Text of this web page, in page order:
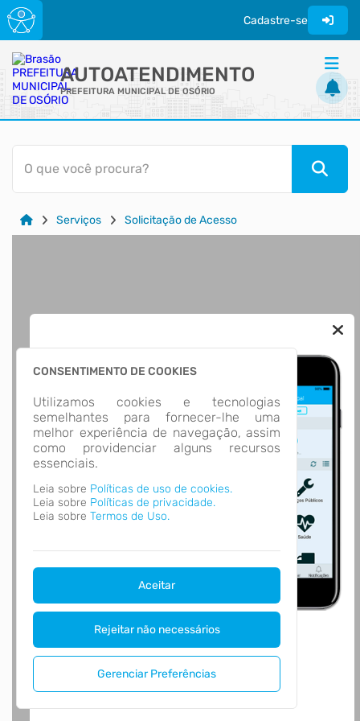
Cadastre-se
AUTOATENDIMENTO
PREFEITURA MUNICIPAL DE OSÓRIO
ACESSO RÁPIDO
Acessibilidade
Transparência
O que você procura?
Serviços Solicitação de Acesso
CONSENTIMENTO DE COOKIES
Utilizamos cookies e tecnologias
semelhantes para fornecer-lhe uma
melhor experiência de navegação, assim
como providenciar alguns recursos
essenciais.
Leia sobre Políticas de uso de cookies.
Leia sobre Políticas de privacidade.
Leia sobre Termos de Uso.
Aceitar
Rejeitar não necessários
Gerenciar Preferências